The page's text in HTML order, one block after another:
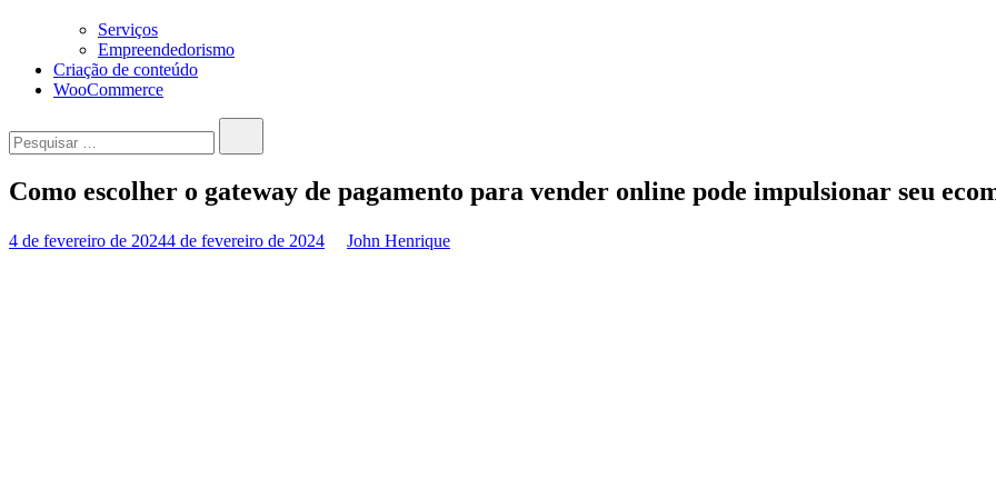
Serviços
Empreendedorismo
Criação de conteúdo
WooCommerce
Como escolher o gateway de pagamento para vender online pode impulsionar seu
4 de fevereiro de 20244 de fevereiro de 2024 John Henrique